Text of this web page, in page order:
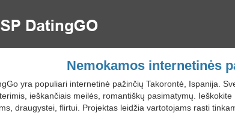
Nemokamos internetinės
yra populiari internetinė pažinčių Takorontė, Ispanija.
ieškančiais meilės, romantiškų pasimatymų.
draugystei, flirtui. Projektas leidžia vartotojams rasti